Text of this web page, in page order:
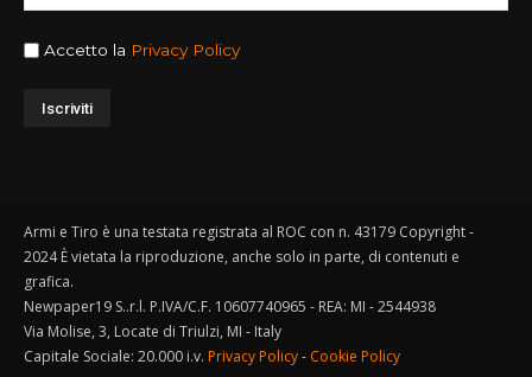
Accetto la Privacy Policy
Armi e Tiro è una testata registrata al ROC con n. 43179 Copyright -
2024 È vietata la riproduzione, anche solo in parte, di contenuti e
grafica.
Newpaper19 S..r.l. P.IVA/C.F. 10607740965 - REA: MI - 2544938
Via Molise, 3, Locate di Triulzi, MI - Italy
Capitale Sociale: 20.000 i.v. Privacy Policy- Cookie Policy